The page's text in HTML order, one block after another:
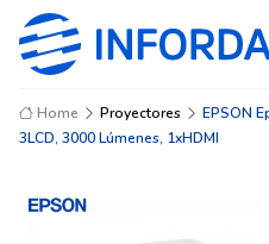
Home Proyectores
EPSON
3LCD, 3000 Lúmenes, 1xHDMI